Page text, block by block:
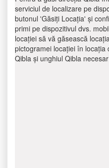
serviciul de localizare pe
butonul 'Găsiți Locația' și
primi pe dispozitivul dvs.
locației să vă găsească
pictogramei locației în
Qibla și unghiul Qibla